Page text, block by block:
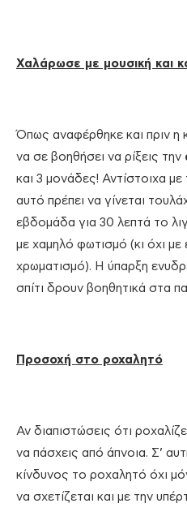
Χαλάρωσε με μουσική και
Όπως αναφέρθηκε και πριν η
να σε βοηθήσει να ρίξεις την
και 3 μονάδες! Αντίστοιχα
αυτό πρέπει να γίνεται
εβδομάδα για 30 λεπτά το
με χαμηλό φωτισμό (κι όχι με
χρωματισμό). Η ύπαρξη
σπίτι δρουν βοηθητικά στα
Προσοχή στο ροχαλητό
Αν διαπιστώσεις ότι
να πάσχεις από άπνοια. Σ’
κίνδυνος το ροχαλητό όχι
να σχετίζεται και με την